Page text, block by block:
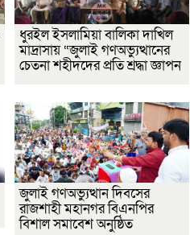
ধুরইল ইসলামিয়া বালিকা দাখিল
মাদ্রাসায় “জুলাই গণঅভ্যুত্থানের
চেতনা শহীদদের প্রতি শ্রদ্ধা জ্ঞাপন
জুলাই গণঅভ্যুত্থান দিবসের
রাজশাহী মহানগর বিএনপির
বিশাল সমাবেশ অনুষ্ঠিত